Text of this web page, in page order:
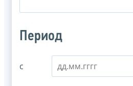
Период
с